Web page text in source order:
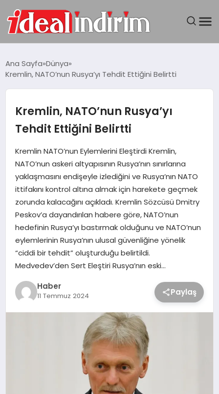
BILGISAYAR
DÜNYA
SEYAHAT
TEKNOLOJI
YAŞAM
Ana Sayfa Dünya
Kremlin, NATO’nun Rusya’yı Tehdit Ettiğini Belirtti
Kremlin, NATO’nun Rusya’yı
Tehdit Ettiğini Belirtti
Kremlin NATO’nun Eylemlerini Eleştirdi Kremlin,
NATO’nun askeri altyapısının Rusya’nın sınırlarına
yaklaşmasını endişeyle izlediğini ve Rusya’nın NATO
ittifakını kontrol altına almak için harekete geçmek
zorunda kalacağını açıkladı. Kremlin Sözcüsü Dmitry
Peskov’a dayandırılan habere göre, NATO’nun
hedefinin Rusya’yı bastırmak olduğunu ve NATO’nun
eylemlerinin Rusya’nın ulusal güvenliğine yönelik
“ciddi bir tehdit” oluşturduğu belirtildi.
Medvedev’den Sert Eleştiri Rusya’nın eski…
Haber
11 Temmuz 2024 Paylaş